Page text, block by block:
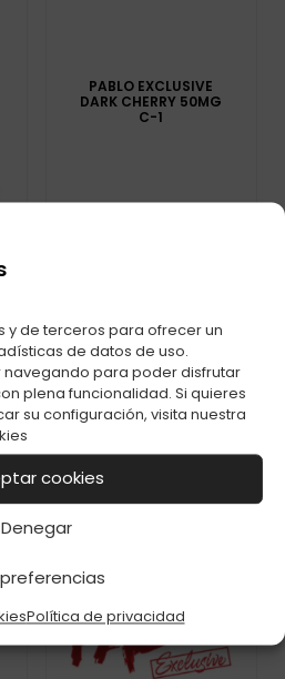
y de terceros para ofrecer un
de datos de uso.
para poder disfrutar
plena funcionalidad. Si quieres
su configuración, visita nuestra
cookies
Denegar
Política de privacidad
PABLO EXCLUSIVE
DARK CHERRY 50MG
C-1